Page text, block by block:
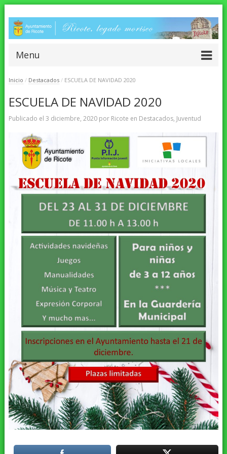
Menu
Inicio / Destacados / ESCUELA DE NAVIDAD 2020
ESCUELA DE NAVIDAD 2020
Publicado el 3 diciembre, 2020por Ricote en Destacados, Juventud